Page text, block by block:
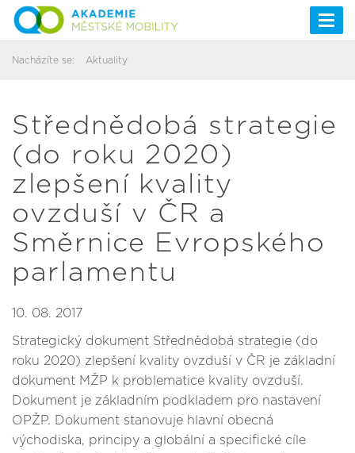
Nacházíte se: Aktuality
Střednědobá strategie
(do roku 2020)
zlepšení kvality
ovzduší v ČR a
Směrnice Evropského
parlamentu
10. 08. 2017
Strategický dokument Střednědobá strategie (do
roku 2020) zlepšení kvality ovzduší v ČR je základní
dokument MŽP k problematice kvality ovzduší.
Dokument je základním podkladem pro nastavení
OPŽP. Dokument stanovuje hlavní obecná
východiska, principy a globální a specifické cíle